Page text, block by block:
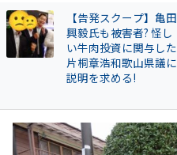
【岐南町】セクハラ騒
動その後 議員全員に
〝謎ルール〟導入で議
会は混乱！現町長に直
撃すると…